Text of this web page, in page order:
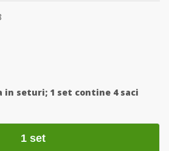
in seturi; 1 set contine 4 saci
1 set